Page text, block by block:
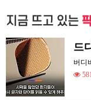
지금 뜨고 있는 픽
드
버디